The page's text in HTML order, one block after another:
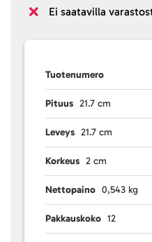
Ei saatavilla
Tuotenumero
Pituus 21.7 cm
Leveys 21.7 cm
Korkeus 2 cm
Nettopaino 0,543 kg
Pakkauskoko 12